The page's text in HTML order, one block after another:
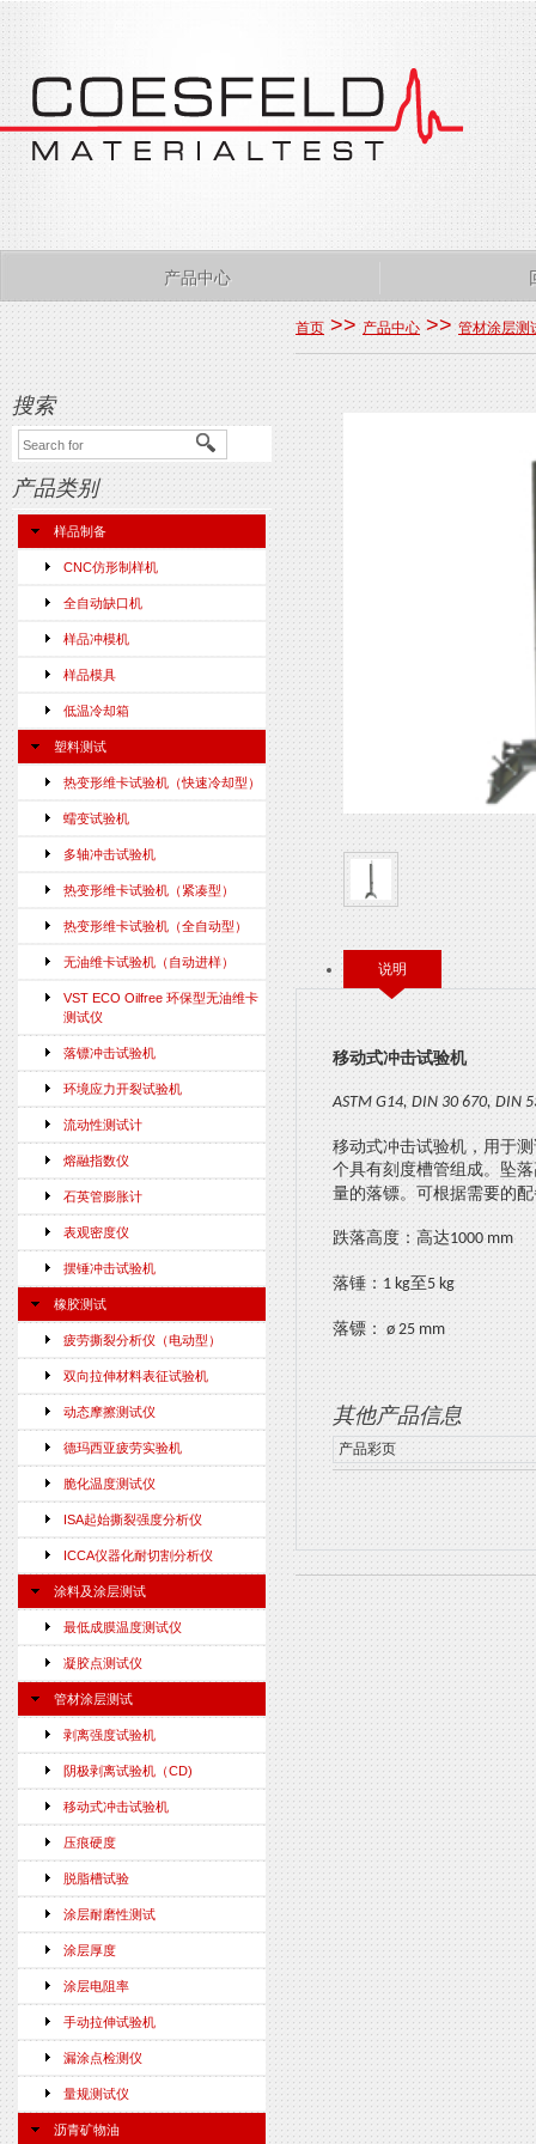
产品中心
搜索
产品类别
样品制备
CNC仿形制样机
全自动缺口机
样品冲模机
样品模具
低温冷却箱
塑料测试
热变形维卡试验机（快速冷却型）
蠕变试验机
多轴冲击试验机
热变形维卡试验机（紧凑型）
热变形维卡试验机（全自动型）
无油维卡试验机（自动进样）
VST ECO Oilfree 环保型无油维卡
测试仪
落镖冲击试验机
环境应力开裂试验机
流动性测试计
熔融指数仪
石英管膨胀计
表观密度仪
摆锤冲击试验机
橡胶测试
疲劳撕裂分析仪（电动型）
双向拉伸材料表征试验机
动态摩擦测试仪
德玛西亚疲劳实验机
脆化温度测试仪
ISA起始撕裂强度分析仪
ICCA仪器化耐切割分析仪
涂料及涂层测试
最低成膜温度测试仪
凝胶点测试仪
管材涂层测试
剥离强度试验机
阴极剥离试验机（CD)
移动式冲击试验机
压痕硬度
脱脂槽试验
涂层耐磨性测试
涂层厚度
涂层电阻率
手动拉伸试验机
漏涂点检测仪
量规测试仪
沥青矿物油
首页 >> 产品中心 >>管材涂层测
说明
移动式冲击试验机
ASTM G14, DIN 30 670, DIN
移动式冲击试验机，用于
个具有刻度槽管组成。坠
量的落镖。可根据需要的
跌落高度：高达1000 mm
落锤： 1 kg至5 kg
落镖： ø 25 mm
其他产品信息
产品彩页